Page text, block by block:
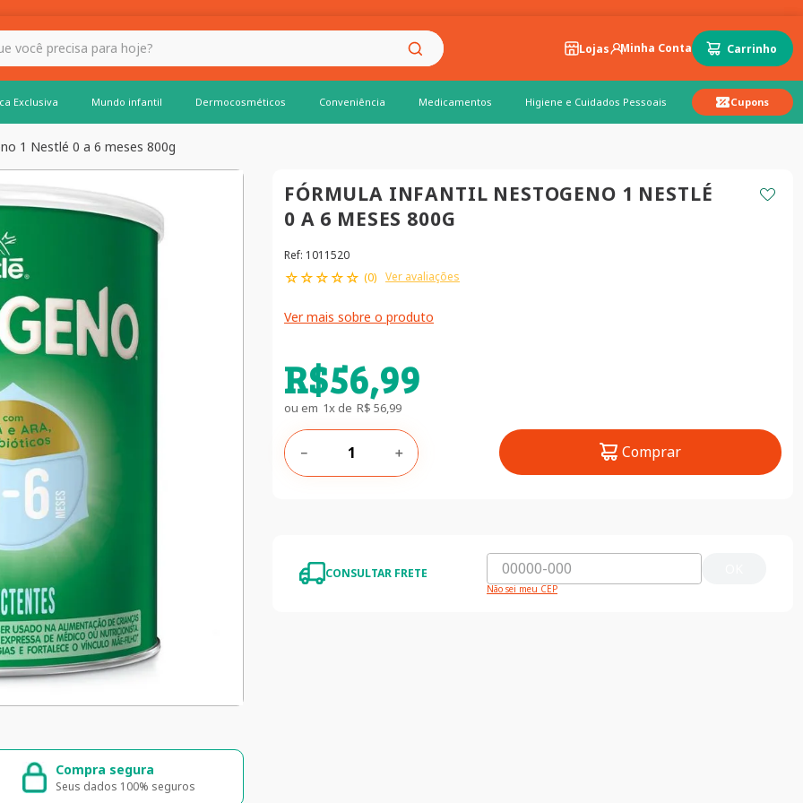
Lojas
Exclusiva Mundo infantil Dermocosméticos Conveniência Medicamentos Higiene e Cuidados Pessoais Cupons
1 Nestlé 0 a 6 meses 800g
5% de desconto
5% de desconto na primeira compra
FÓRMULA INFANTIL NESTOGENO 1 NESTLÉ
0 A 6 MESES 800G
Ref: 1011520
☆☆☆☆☆ (0) Ver avaliações
Ver mais sobre o produto
R$56,99
ou em 1x de R$ 56,99
＋
－ Comprar
CONSULTAR FRETE
Não sei meu CEP